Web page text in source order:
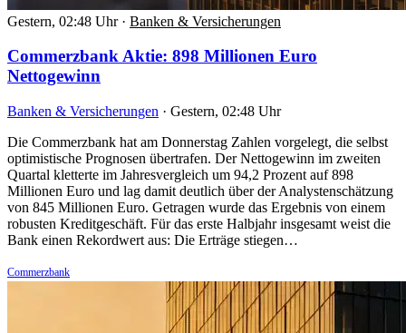
Gestern, 02:48 Uhr · Banken & Versicherungen
Commerzbank Aktie: 898 Millionen Euro
Nettogewinn
Banken & Versicherungen · Gestern, 02:48 Uhr
Die Commerzbank hat am Donnerstag Zahlen vorgelegt, die selbst
optimistische Prognosen übertrafen. Der Nettogewinn im zweiten
Quartal kletterte im Jahresvergleich um 94,2 Prozent auf 898
Millionen Euro und lag damit deutlich über der Analystenschätzung
von 845 Millionen Euro. Getragen wurde das Ergebnis von einem
robusten Kreditgeschäft. Für das erste Halbjahr insgesamt weist die
Bank einen Rekordwert aus: Die Erträge stiegen…
Commerzbank